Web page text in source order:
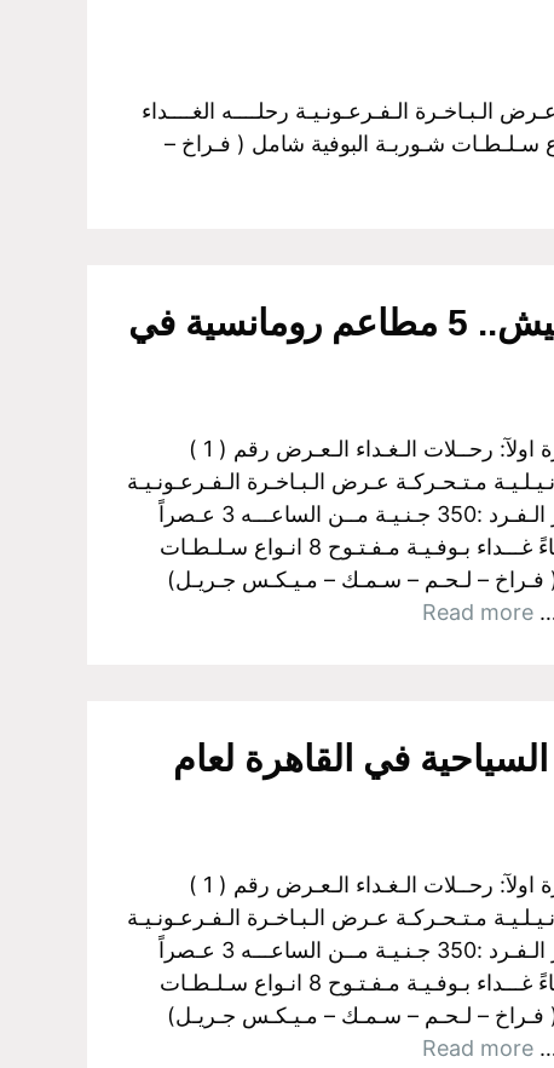
نـيـلـيـة مـتـحـركـة عـرض الـبـاخـرة الـفـرعـونـيـة رحلــــه الغــــداء
جـنـيـة مــن الساعـــه 3 عـصراً الـي الـسـاعـــه 5 مـسـاءً غـــداء بـوفـيـة مـفـتـوح 8 انـواع سـلـطـات شـوربـة البوفية شامل ( فـراخ –
لسهرة ماتتنسيش.. 5 مطاعم رومانسية في
البواخر الفرعونية بالجيزة اولآ: رحــلات الـغـداء الـعـرض رقم ( 1 )
مـتـحـركـة عـرض الـبـاخـرة الـفـرعـونـيـة
رحلــــه الغــــداء سـعـر الـفـرد :350 جـنـيـة مــن الساعـــه 3 عـصراً
الـي الـسـاعـــه 5 مـسـاءً غـــداء بـوفـيـة مـفـتـوح 8 انـواع سـلـطـات
فـراخ – لـحـم – سـمـك – مـيـكـس جـريـل)
…
Read more
في القاهرة لعام
البواخر الفرعونية بالجيزة اولآ: رحــلات الـغـداء الـعـرض رقم ( 1 )
مـتـحـركـة عـرض الـبـاخـرة الـفـرعـونـيـة
رحلــــه الغــــداء سـعـر الـفـرد :350 جـنـيـة مــن الساعـــه 3 عـصراً
الـي الـسـاعـــه 5 مـسـاءً غـــداء بـوفـيـة مـفـتـوح 8 انـواع سـلـطـات
فـراخ – لـحـم – سـمـك – مـيـكـس جـريـل)
…
Read more